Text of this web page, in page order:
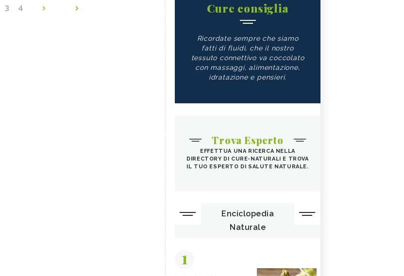
3 4 Cure consiglia
Ricordate sempre che siamo
fatti di fluidi, che il nostro
tessuto connettivo va coccolato
con massaggi, alimentazione,
idratazione e pensieri.
Trova Esperto
EFFETTUA UNA RICERCA NELLA
DIRECTORY DI CURE-NATURALI E TROVA
IL TUO ESPERTO DI SALUTE NATURALE.
Enciclopedia
Naturale
1